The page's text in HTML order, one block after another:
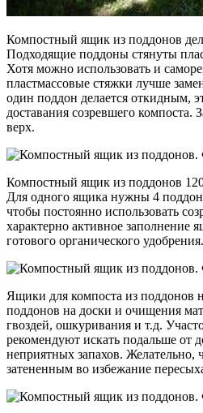
Компостный ящик из поддонов
Подходящие поддоны стянуты
Хотя можно использовать и
пластмассовые стяжки лучше
один поддон делается откидным,
доставания созревшего компоста.
верх.
Компостный ящик из поддонов
Для одного ящика нужны 4
чтобы постоянно использовать
характерно активное заполнение
готового органического удобрения.
Ящики для компоста из поддонов
поддонов на доски и очищения
гвоздей, ошкуривания и т.д.
рекомендуют искать подальше от
неприятных запахов. Желательно,
затененным во избежание